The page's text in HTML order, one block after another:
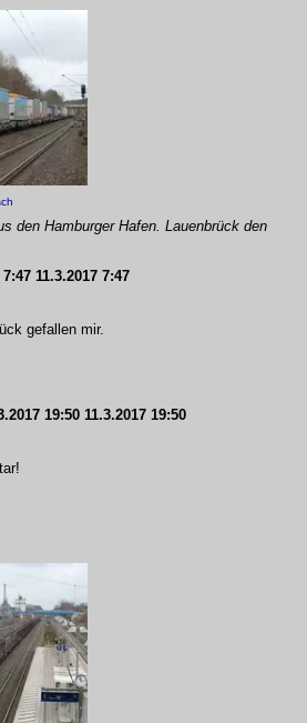
den Hamburger Hafen. Lauenbrück den
11.3.2017 7:47
gefallen mir.
19:50 11.3.2017 19:50